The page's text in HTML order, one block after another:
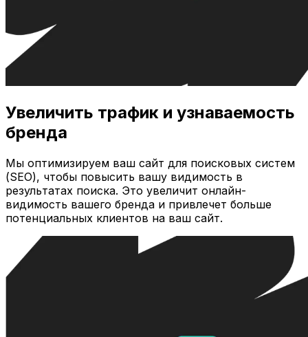
Увеличить трафик и узнаваемость
бренда
Мы оптимизируем ваш сайт для поисковых систем
(SEO), чтобы повысить вашу видимость в
результатах поиска. Это увеличит онлайн-
видимость вашего бренда и привлечет больше
потенциальных клиентов на ваш сайт.